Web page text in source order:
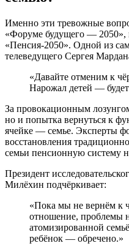
Именно эти тревожные
«Форуме будущего — 2050»,
«Пенсия-2050». Одной из
телеведущего Сергея
«Давайте отменим к
Нарожал детей —
За провокационным
но и попытка вернуться к
ячейке — семье. Эксперты
восстановления
семьи пенсионную систему
Президент
Милёхин подчёркивает:
«Пока мы не вернём к
отношение, проблемы
атомизированной
ребёнок — обречено.»